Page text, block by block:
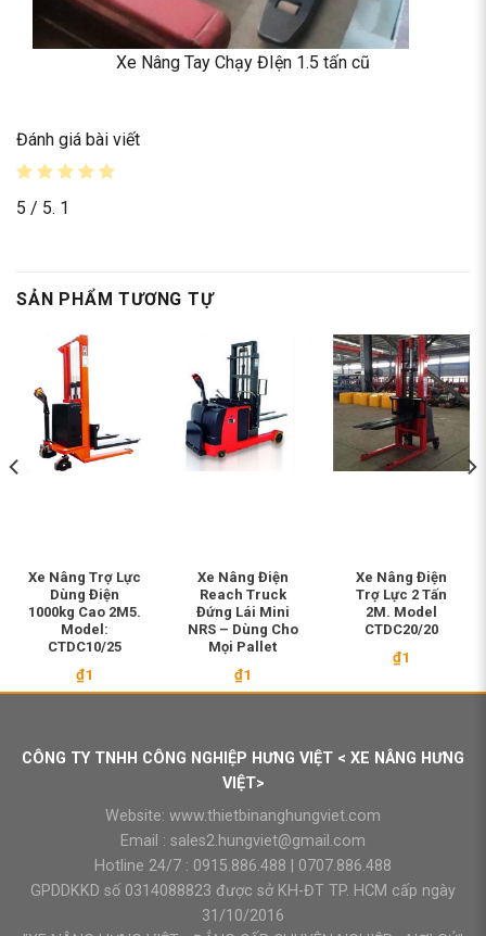
Xe Nâng Tay Chạy ĐIện 1.5 tấn cũ
Đánh giá bài viết
5 / 5. 1
SẢN PHẨM TƯƠNG TỰ
Xe Nâng Trợ Lực
Dùng Điện
1000kg Cao 2M5.
Model:
CTDC10/25
₫1
Xe Nâng Điện
Reach Truck
Đứng Lái Mini
NRS – Dùng Cho
Mọi Pallet
₫1
Xe Nâng Điện
Trợ Lực 2 Tấn
2M. Model
CTDC20/20
₫1
CÔNG TY TNHH CÔNG NGHIỆP HƯNG VIỆT < XE NÂNG HƯNG
VIỆT>
Website: www.thietbinanghungviet.com
Email : sales2.hungviet@gmail.com
Hotline 24/7 : 0915.886.488
0707.886.488
GPDDKKD số 0314088823 được sở KH-ĐT TP. HCM cấp ngày
31/10/2016